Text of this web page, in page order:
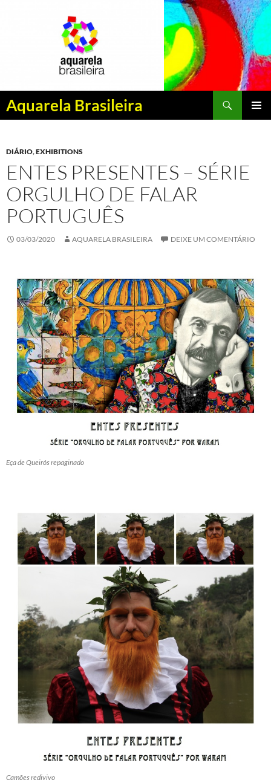
Aquarela Brasileira
Pesquisar
PULAR
CONTEÚDO
DIÁRIO,EXHIBITIONS
ENTES PRESENTES – SÉRIE
ORGULHO DE FALAR
PORTUGUÊS
03/03/2020 AQUARELA BRASILEIRA DEIXE UM COMENTÁRIO
Eça de Queirós repaginado
Camões redivivo